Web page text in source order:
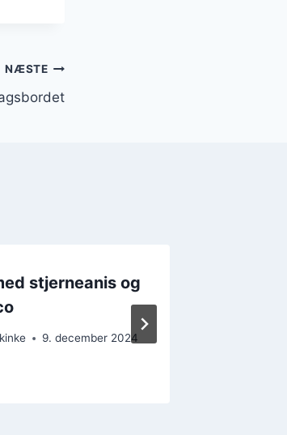
NÆSTE
stjerneanis og
9. december 2024